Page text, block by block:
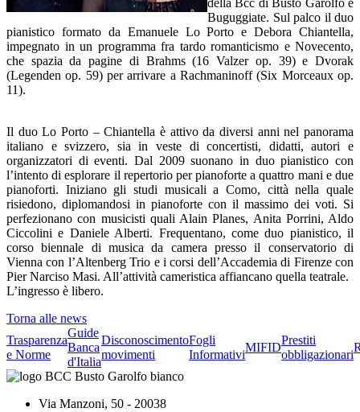
della Bcc di Busto Garolfo e
Buguggiate. Sul palco il duo
pianistico formato da Emanuele Lo Porto e Debora Chiantella,
impegnato in un programma fra tardo romanticismo e Novecento,
che spazia da pagine di Brahms (16 Valzer op. 39) e Dvorak
(Legenden op. 59) per arrivare a Rachmaninoff (Six Morceaux op.
11).
Il duo Lo Porto – Chiantella è attivo da diversi anni nel panorama
italiano e svizzero, sia in veste di concertisti, didatti, autori e
organizzatori di eventi. Dal 2009 suonano in duo pianistico con
l’intento di esplorare il repertorio per pianoforte a quattro mani e due
pianoforti. Iniziano gli studi musicali a Como, città nella quale
risiedono, diplomandosi in pianoforte con il massimo dei voti. Si
perfezionano con musicisti quali Alain Planes, Anita Porrini, Aldo
Ciccolini e Daniele Alberti. Frequentano, come duo pianistico, il
corso biennale di musica da camera presso il conservatorio di
Vienna con l’Altenberg Trio e i corsi dell’Accademia di Firenze con
Pier Narciso Masi. All’attività cameristica affiancano quella teatrale.
L’ingresso è libero.
Torna alle news
Trasparenza
e Norme
Guide
Banca
d'Italia
Disconoscimento
movimenti
Fogli
Informativi
MIFID
Prestiti
obbligazionari
Via Manzoni, 50 - 20038